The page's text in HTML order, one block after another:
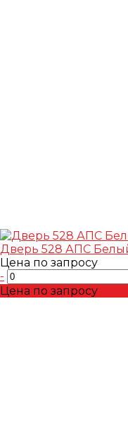
Дверь 528 АПС
Цена по запросу
-
Цена по запросу